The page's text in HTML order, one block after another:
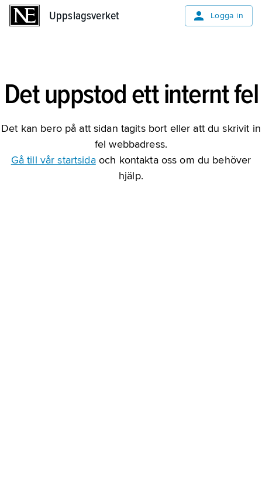
Uppslagsverket Logga in
Det uppstod ett internt fel
Det kan bero på att sidan tagits bort eller att du skrivit in
fel webbadress.
Gå till vår startsidaoch kontakta oss om du behöver
hjälp.